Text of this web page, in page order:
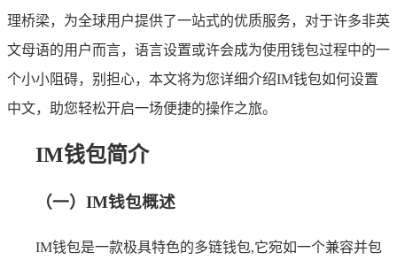
理桥梁，为全球用户提供了一站式的优质服务，对于许多非英
文母语的用户而言，语言设置或许会成为使用钱包过程中的一
个小小阻碍，别担心，本文将为您详细介绍IM钱包如何设置
中文，助您轻松开启一场便捷的操作之旅。
IM钱包简介
（一）IM钱包概述
IM钱包是一款极具特色的多链钱包,它宛如一个兼容并包